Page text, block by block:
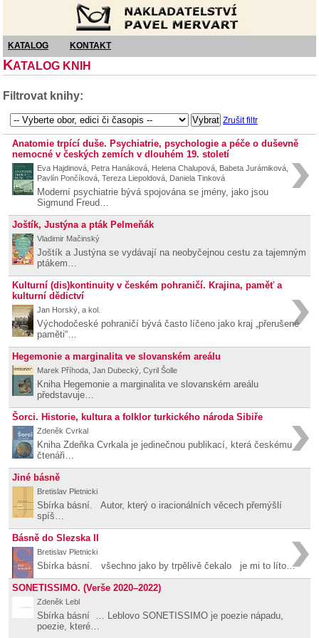
KATALOG KONTAKT
KATALOG KNIH
Filtrovat knihy:
Zrušit filtr
Anatomie trpící duše. Psychiatrie, psychologie a péče o duševně
nemocné v českých zemích v dlouhém 19. století
Eva Hajdinová, Petra Hanáková, Helena Chalupová, Babeta Jurámiková,
Pavlín Pončíková, Tereza Liepoldová, Daniela Tinková
Moderní psychiatrie bývá spojována se jmény, jako jsou
Sigmund Freud…
Joštík, Justýna a pták Pelmeňák
Vladimir Mačinský
Joštík a Justýna se vydávají na neobyčejnou cestu za tajemným
ptákem…
Kulturní (dis)kontinuity v českém pohraničí. Krajina, paměť a
kulturní dědictví
Jan Horský, a kol.
Východočeské pohraničí bývá často líčeno jako kraj „přerušené
paměti“…
Hegemonie a marginalita ve slovanském areálu
Marek Příhoda, Jan Dubecký, Cyril Šolle
Kniha Hegemonie a marginalita ve slovanském areálu
představuje…
Šorci. Historie, kultura a folklor turkického národa Sibiře
Zdeněk Cvrkal
Kniha Zdeňka Cvrkala je jedinečnou publikací, která českému
čtenáři…
Jiné básně
Bretislav Pletnicki
Sbírka básní. Autor, který o iracionálních věcech přemýšlí
spíš…
Básně do Slezska II
Bretislav Pletnicki
Sbírka básní. všechno jako by trpělivě čekalo je mi to líto…
SONETISSIMO. (Verše 2020–2022)
Zdeněk Lebl
Sbírka básní … Leblovo SONETISSIMO je poezie nápadu,
poezie, které…